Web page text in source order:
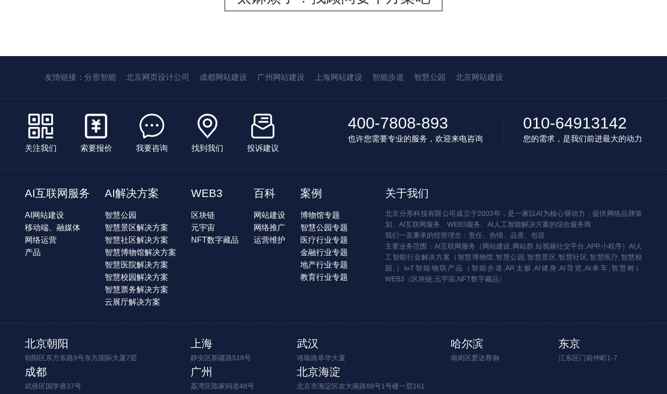
友情链接： 分形智能 北京网页设计公司 成都网站建设 广州网站建设 上海网站建设 智能步道 智慧公园 北京网站建设
关注我们 索要报价 我要咨询 找到我们 投诉建议
400-7808-893
也许您需要专业的服务，欢迎来电咨询
010-64913142
您的需求，是我们前进最大的动力
AI互联网服务
AI网站建设
移动端、融媒体
网络运营
产品
AI解决方案
智慧公园
智慧景区解决方案
智慧社区解决方案
智慧博物馆解决方案
智慧医院解决方案
智慧校园解决方案
智慧票务解决方案
云展厅解决方案
WEB3
区块链
元宇宙
NFT数字藏品
百科
网站建设
网络推广
运营维护
案例
博物馆专题
智慧公园专题
医疗行业专题
金融行业专题
地产行业专题
教育行业专题
关于我们
北京分形科技有限公司成立于2003年，是一家以AI为核心驱动力，提供网络品牌策
划、AI互联网服务、WEB3服务、AI人工智能解决方案的综合服务商
我们一直秉承的经营理念：责任、热情、品质、包容
主要业务范围：AI互联网服务（网站建设,网站群,短视频社交平台,APP,小程序）AI人
工智能行业解决方案（智慧博物馆,智慧公园,智慧景区,智慧社区,智慧医疗,智慧校
园,）IoT智能物联产品（智能步道,AR太极,AI健身,AI导览,AI单车,智慧树）
WEB3（区块链,元宇宙,NFT数字藏品）
北京朝阳
朝阳区东方东路9号东方国际大厦7层
上海
静安区新疆路518号
武汉
珞瑜路阜华大厦
哈尔滨
南岗区爱达尊御
东京
江东区门前仲町1-7
成都
武侯区国学巷37号
广州
荔湾区陈家祠道48号
北京海淀
北京市海淀区农大南路88号1号楼一层161